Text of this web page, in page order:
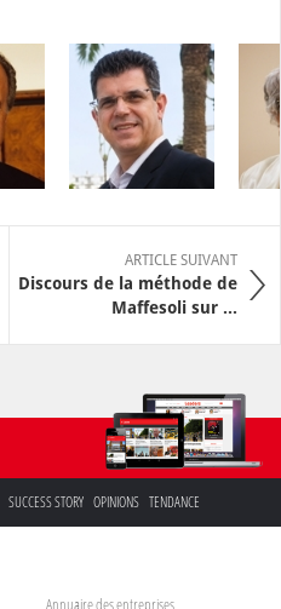
ARTICLE SUIVANT
Discours de la méthode de
Maffesoli sur ...
SUCCESS STORY OPINIONS TENDANCE
Annuaire des entreprises